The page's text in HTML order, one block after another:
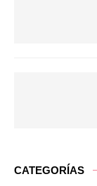
CATEGORÍAS